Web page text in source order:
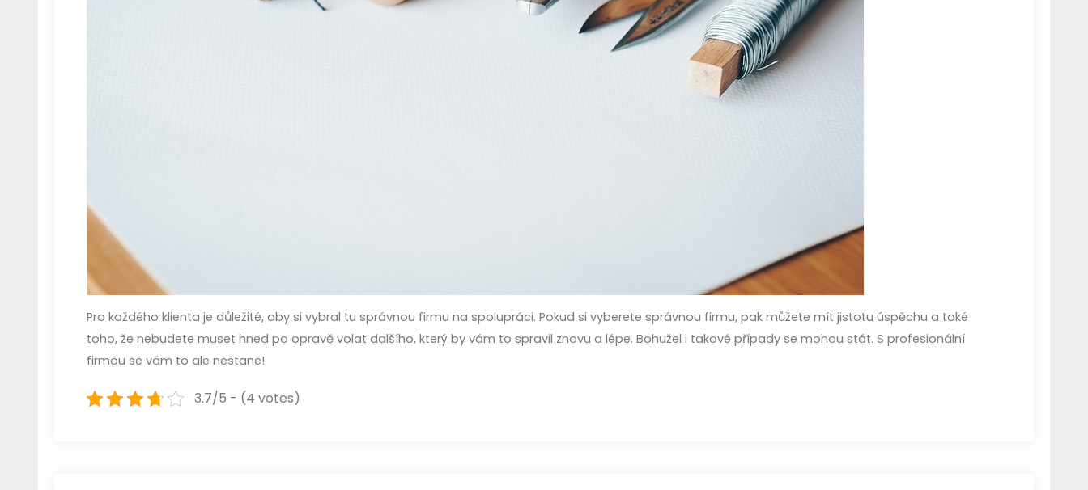
Pro každého klienta je důležité, aby si vybral tu správnou firmu na spolupráci. Pokud si vyberete správnou firmu, pak můžete mít jistotu úspěchu a také
toho, že nebudete muset hned po opravě volat dalšího, který by vám to spravil znovu a lépe. Bohužel i takové případy se mohou stát. S profesionální
firmou se vám to ale nestane!
3.7/5 - (4 votes)